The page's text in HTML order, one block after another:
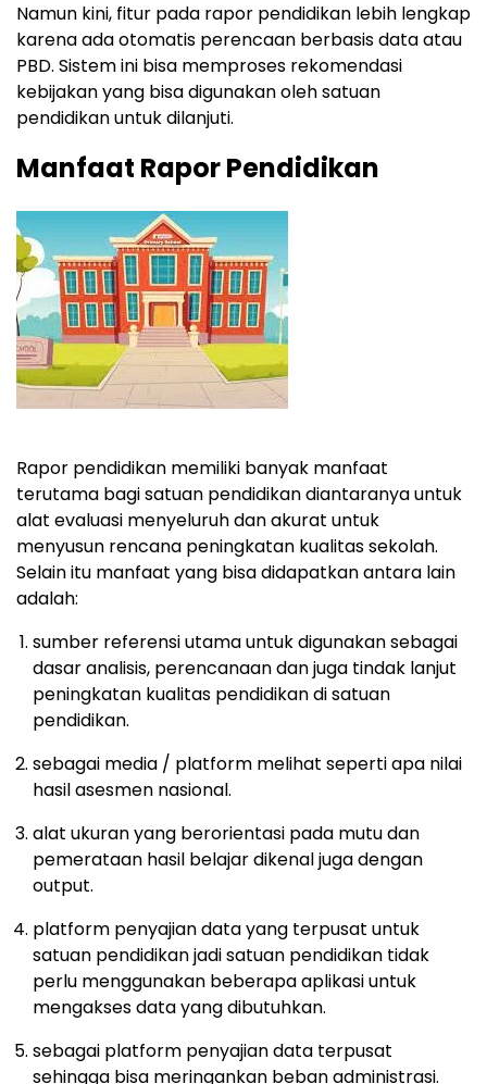
Namun kini, fitur pada rapor pendidikan lebih lengkap
karena ada otomatis perencaan berbasis data atau
PBD. Sistem ini bisa memproses rekomendasi
kebijakan yang bisa digunakan oleh satuan
pendidikan untuk dilanjuti.
Manfaat Rapor Pendidikan
Rapor pendidikan memiliki banyak manfaat
terutama bagi satuan pendidikan diantaranya untuk
alat evaluasi menyeluruh dan akurat untuk
menyusun rencana peningkatan kualitas sekolah.
Selain itu manfaat yang bisa didapatkan antara lain
adalah:
sumber referensi utama untuk digunakan sebagai
dasar analisis, perencanaan dan juga tindak lanjut
peningkatan kualitas pendidikan di satuan
pendidikan.
sebagai media / platform melihat seperti apa nilai
hasil asesmen nasional.
alat ukuran yang berorientasi pada mutu dan
pemerataan hasil belajar dikenal juga dengan
output.
platform penyajian data yang terpusat untuk
satuan pendidikan jadi satuan pendidikan tidak
perlu menggunakan beberapa aplikasi untuk
mengakses data yang dibutuhkan.
sebagai platform penyajian data terpusat
sehingga bisa meringankan beban administrasi.